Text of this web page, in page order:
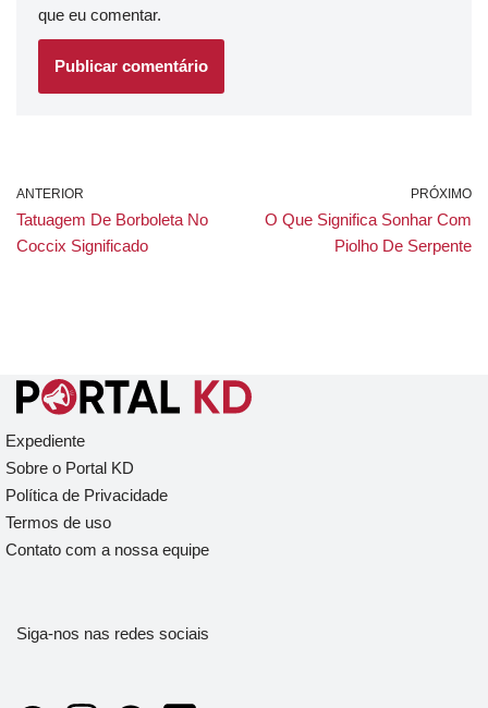
que eu comentar.
ANTERIOR
Tatuagem De Borboleta No
Coccix Significado
PRÓXIMO
O Que Significa Sonhar Com
Piolho De Serpente
Expediente
Sobre o Portal KD
Política de Privacidade
Termos de uso
Contato com a nossa equipe
Siga-nos nas redes sociais